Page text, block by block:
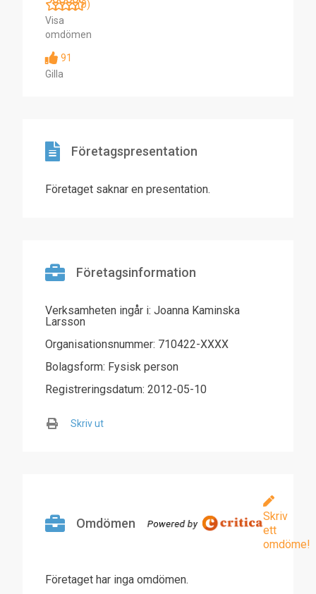
(0)
Visa
omdömen
91
Gilla
Företagspresentation
Företaget saknar en presentation.
Företagsinformation
Verksamheten ingår i: Joanna Kaminska
Larsson
Organisationsnummer: 710422-XXXX
Bolagsform: Fysisk person
Registreringsdatum: 2012-05-10
Skriv ut
Omdömen
Skriv
ett
omdöme!
Företaget har inga omdömen.